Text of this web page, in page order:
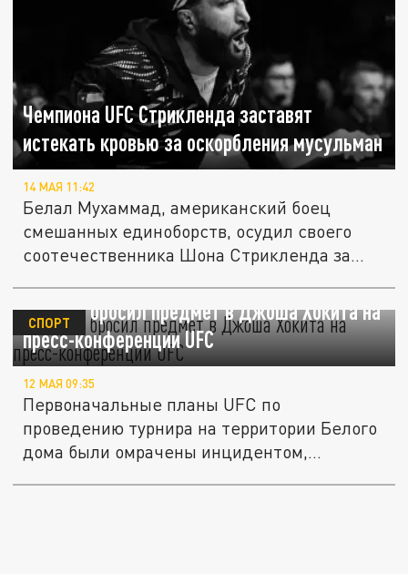
Чемпиона UFC Стрикленда заставят
истекать кровью за оскорбления мусульман
14 МАЯ 11:42
Белал Мухаммад, американский боец
смешанных единоборств, осудил своего
соотечественника Шона Стрикленда за
Топурия бросил предмет в Джоша Хокита на
пресс-конференции UFC
СПОРТ
12 МАЯ 09:35
Первоначальные планы UFC по
проведению турнира на территории Белого
дома были омрачены инцидентом,...